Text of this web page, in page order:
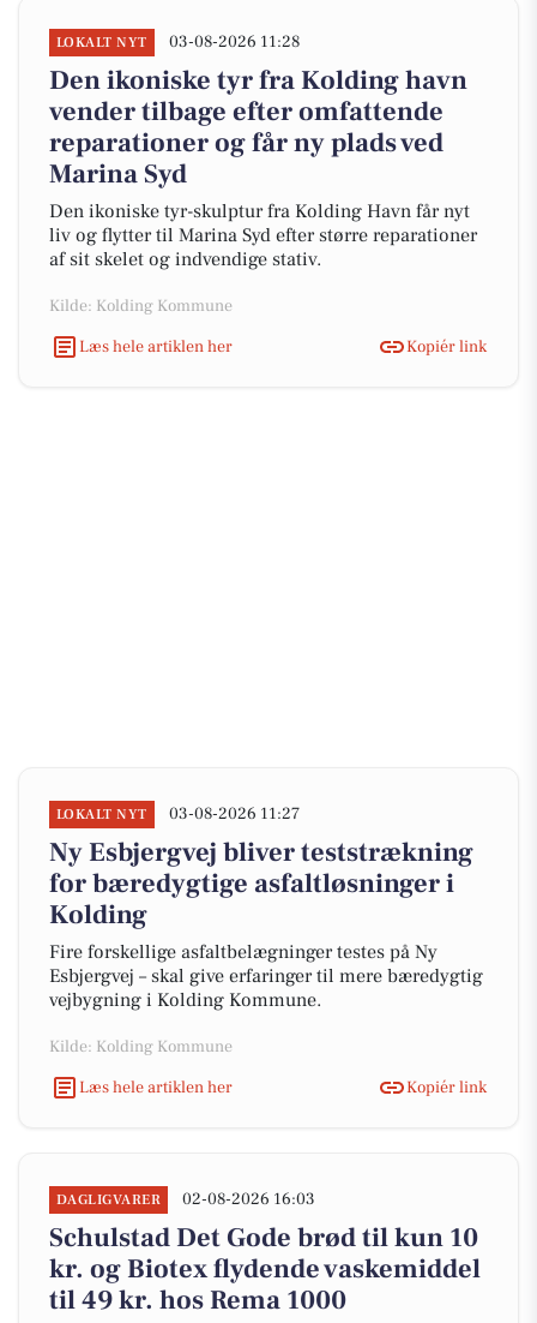
LOKALT NYT 03-08-2026 11:28
Den ikoniske tyr fra Kolding havn
vender tilbage efter omfattende
reparationer og får ny plads ved
Marina Syd
Den ikoniske tyr-skulptur fra Kolding Havn får nyt
liv og flytter til Marina Syd efter større reparationer
af sit skelet og indvendige stativ.
Kilde: Kolding Kommune
Læs hele artiklen her
Kopiér link
LOKALT NYT 03-08-2026 11:27
Ny Esbjergvej bliver teststrækning
for bæredygtige asfaltløsninger i
Kolding
Fire forskellige asfaltbelægninger testes på Ny
Esbjergvej – skal give erfaringer til mere bæredygtig
vejbygning i Kolding Kommune.
Kilde: Kolding Kommune
Læs hele artiklen her
Kopiér link
DAGLIGVARER 02-08-2026 16:03
Schulstad Det Gode brød til kun 10
kr. og Biotex flydende vaskemiddel
til 49 kr. hos Rema 1000